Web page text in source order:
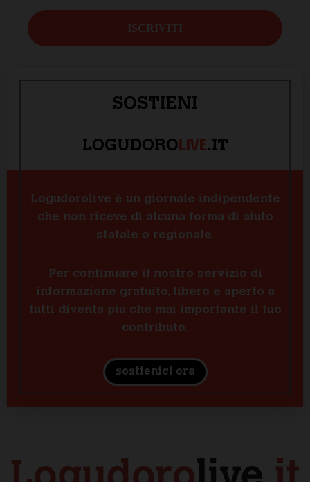
SOSTIENI
LOGUDOROLIVE.IT
Logudorolive è un giornale indipendente
che non riceve di alcuna forma di aiuto
statale o regionale.
Per continuare il nostro servizio di
informazione gratuito, libero e aperto a
tutti diventa più che mai importante il tuo
contributo.
sostienici ora